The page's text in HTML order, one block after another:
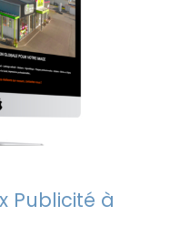
Publicité à